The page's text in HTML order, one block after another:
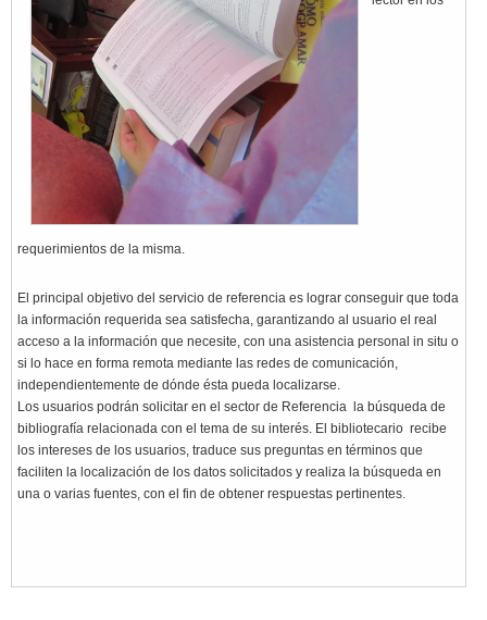
requerimientos de la misma.
El principal objetivo del servicio de referencia es lograr conseguir que toda
la información requerida sea satisfecha, garantizando al usuario el real
acceso a la información que necesite, con una asistencia personal in situ o
si lo hace en forma remota mediante las redes de comunicación,
independientemente de dónde ésta pueda localizarse.
Los usuarios podrán solicitar en el sector de Referencia la búsqueda de
bibliografía relacionada con el tema de su interés. El bibliotecario recibe
los intereses de los usuarios, traduce sus preguntas en términos que
faciliten la localización de los datos solicitados y realiza la búsqueda en
una o varias fuentes, con el fin de obtener respuestas pertinentes.